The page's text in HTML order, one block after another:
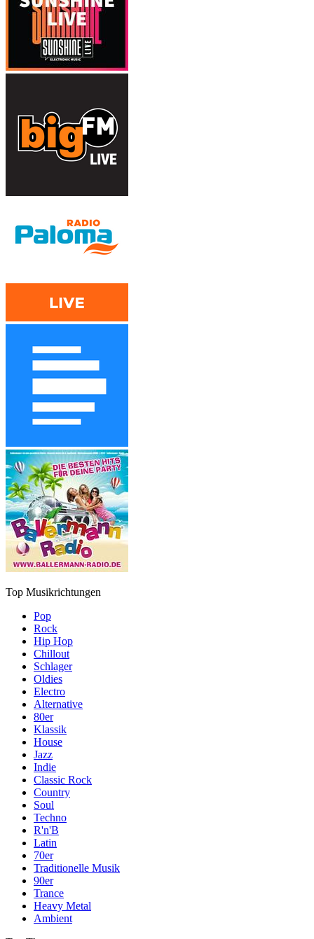
Top Musikrichtungen
Pop
Rock
Hip Hop
Chillout
Schlager
Oldies
Electro
Alternative
80er
Klassik
House
Jazz
Indie
Classic Rock
Country
Soul
Techno
R'n'B
Latin
70er
Traditionelle Musik
90er
Trance
Heavy Metal
Ambient